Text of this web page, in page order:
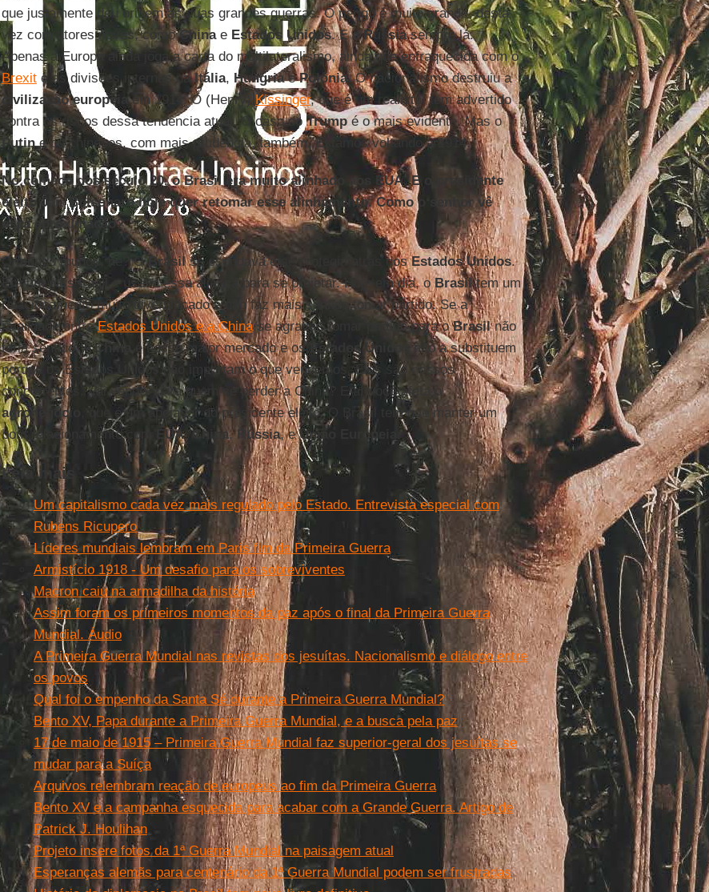
que justamente deu origem às duas grandes guerras. O perigo é muito grande, desta
vez com atores novos, comoChinae Estados Unidos. E aRússiasempre lá.
Apenas a Europa ainda joga a carta do multilateralismo, ainda que enfraquecida com o
Brexite as divisões internas naItália, HungriaePolônia. O nacionalismo destruiu a
civilização europeia em 1914. O (Henry) Kissinger, que é um realista, tem advertido
contra os riscos dessa tendência atual. O caso doTrumpé o mais evidente. Mas o
Putine os chineses, com mais prudência, também. Estamos voltando a 1914.
No começo dos século 20, o Brasil era muito alinhado aos EUA. E o presidente
eleito Jair Bolsonaro hoje quer retomar esse alinhamento. Como o senhor vê
essa aproximação?
O mundo mudou, né? OBrasilse escudava e se protegia atrás dosEstados Unidos.
Era um país frágil e usava essa aliança para se projetar. Hoje em dia, oBrasiltem um
relacionamento muito diversificado e não faz mais sentido tomar partido. Se a
rivalidade entreEstados Unidos e a Chinase agravar, tomar partido para oBrasilnão
teria sentido. AChina é nosso maior mercado e osEstados Unidos
não a substituem
porque os Estados Unidos não importam o que vendemos. Eles são nossos
concorrentes. Vai vender para quem se perder a China? E aí você afeta o
agronegócio
, que é um apoiador do presidente eleito. O Brasil tem que manter um
bom relacionamento com
EUA,China,Rússia, eUnião Europeia
Leia mais
Um capitalismo cada vez mais regulado pelo Estado. Entrevista especial com
Rubens Ricupero
Líderes mundiais lembram em Paris fim da Primeira Guerra
Armistício 1918 - Um desafio para os sobreviventes
Macron caiu na armadilha da história
Assim foram os primeiros momentos da paz após o final da Primeira Guerra
Mundial. Áudio
A Primeira Guerra Mundial nas revistas dos jesuítas. Nacionalismo e diálogo entre
os povos
Qual foi o empenho da Santa Sé durante a Primeira Guerra Mundial?
Bento XV, Papa durante a Primeira Guerra Mundial, e a busca pela paz
17 de maio de 1915 – Primeira Guerra Mundial faz superior-geral dos jesuítas se
mudar para a Suíça
Arquivos relembram reação de europeus ao fim da Primeira Guerra
Bento XV e a campanha esquecida para acabar com a Grande Guerra. Artigo de
Patrick J. Houlihan
Projeto insere fotos da 1ª Guerra Mundial na paisagem atual
Esperanças alemãs para centenário da 1ª Guerra Mundial podem ser frustradas